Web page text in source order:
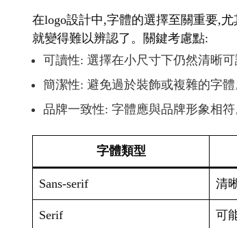
在logo設計中,字體的選擇至關重要,
就變得難以辨認了。關鍵考慮點:
可讀性: 選擇在小尺寸下仍然清晰可
簡潔性: 避免過於裝飾或複雜的字體
品牌一致性: 字體應與品牌形象相符
字體類型
Sans-serif 清
Serif 可